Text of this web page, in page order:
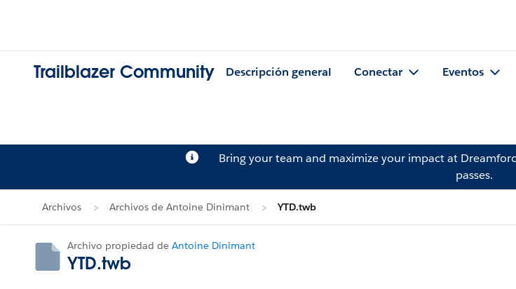
Trailblazer Community Descripción general Conectar Eventos
Bring your team and maximize your impact at
passes.
Archivos Archivos de Antoine Dinimant YTD.twb
Archivo propiedad de Antoine Dinimant
YTD.twb